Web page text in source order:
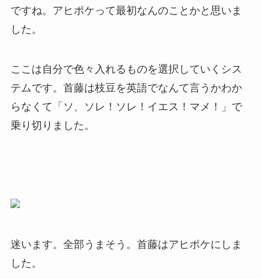
ですね。アヒポケって最初なんのことかと思いま
した。
ここは自分で色々入れるものを選択していくシス
テムです。首藤は枝豆を英語でなんて言うかわか
らなくて「ソ、ソレ！ソレ！イエス！マメ！」で
乗り切りました。
迷います。全部うまそう。首藤はアヒポケにしま
した。